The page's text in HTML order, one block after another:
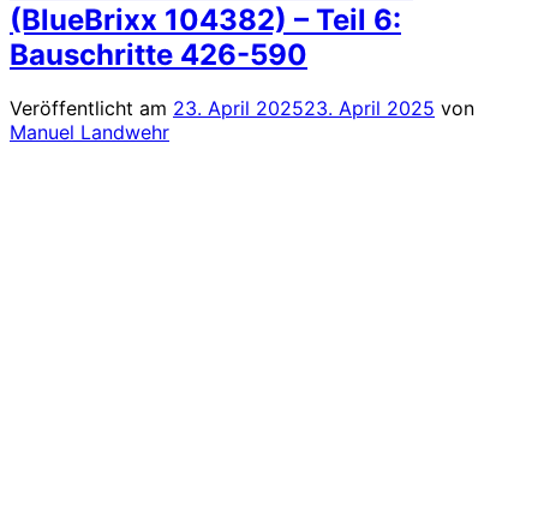
(BlueBrixx 104382) – Teil 6:
Bauschritte 426-590
Veröffentlicht am 23. April 202523. April 2025 von
Manuel Landwehr